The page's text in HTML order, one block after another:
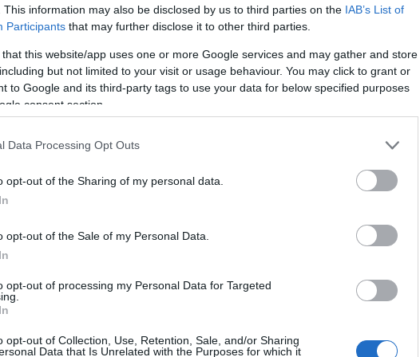
This information may also be disclosed by us to third parties on the IAB’s List of
Participants that may further disclose it to other third parties.
that this website/app uses one or more Google services and may gather and store
but not limited to your visit or usage behaviour. You may click to grant or
to Google and its third-party tags to use your data for below specified purposes
consent section.
Data Processing Opt Outs
opt-out of the Sharing of my personal data.
opt-out of the Sale of my Personal Data.
opt-out of processing my Personal Data for Targeted
opt-out of Collection, Use, Retention, Sale, and/or Sharing
Data that Is Unrelated with the Purposes for which it
Ταμείου (2011-2019), ενώ είχε
και Οικονομικών της Γαλλίας.
σε θέση να επαληθεύσει τις
απάντησε αμέσως όταν της ζήτησε
το
κυρώσεις
Χαιρετίζει
22:10
Axios: Το
Ισπανία:
δίκτυο
ΔΕΘ -
Υπ.